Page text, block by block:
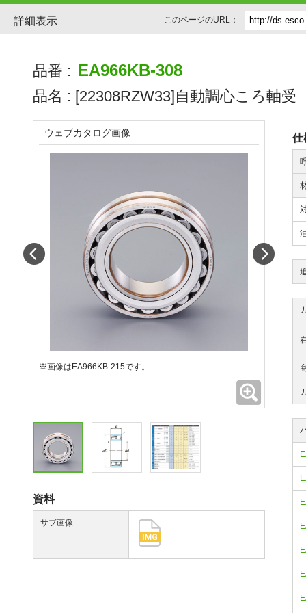
詳細表示 このページのURL：
品番 : EA966KB-308
品名 : [22308RZW33]自動調心ころ軸受
仕
ウェブカタログ画像
※画像はEA966KB-215です。
資料
サブ画像